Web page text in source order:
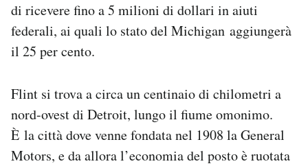
di ricevere fino a 5 milioni di dollari in aiuti
federali, ai quali lo stato del Michigan aggiungerà
il 25 per cento.
Flint si trova a circa un centinaio di chilometri a
nord-ovest di Detroit, lungo il fiume omonimo.
È la città dove venne fondata nel 1908 la General
Motors, e da allora l’economia del posto è ruotata